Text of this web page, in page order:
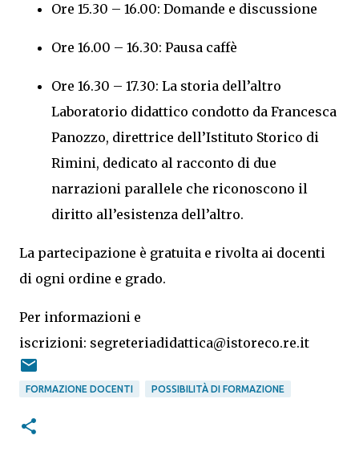
Ore 15.30 – 16.00: Domande e discussione
Ore 16.00 – 16.30: Pausa caffè
Ore 16.30 – 17.30: La storia dell’altro
Laboratorio didattico condotto da Francesca
Panozzo, direttrice dell’Istituto Storico di
Rimini, dedicato al racconto di due
narrazioni parallele che riconoscono il
diritto all’esistenza dell’altro.
La partecipazione è gratuita e rivolta ai docenti
di ogni ordine e grado.
Per informazioni e
iscrizioni: segreteriadidattica@istoreco.re.it
FORMAZIONE DOCENTI POSSIBILITÀ DI FORMAZIONE